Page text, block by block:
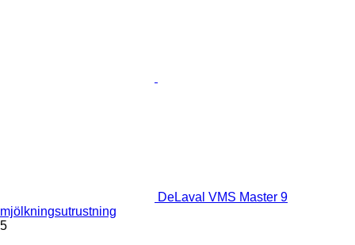
DeLaval VMS Master 9
mjölkningsutrustning
5